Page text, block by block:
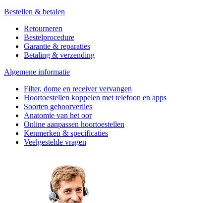
Bestellen & betalen
Retourneren
Bestelprocedure
Garantie & reparaties
Betaling & verzending
Algemene informatie
Filter, dome en receiver vervangen
Hoortoestellen koppelen met telefoon en apps
Soorten gehoorverlies
Anatomie van het oor
Online aanpassen hoortoestellen
Kenmerken & specificaties
Veelgestelde vragen